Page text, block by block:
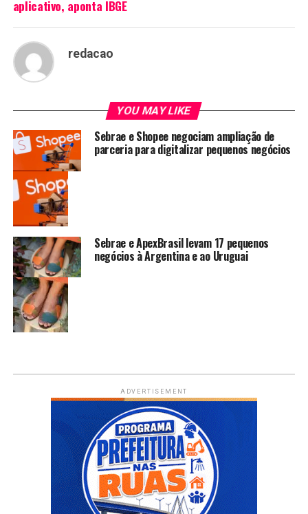
aplicativo, aponta IBGE
redacao
YOU MAY LIKE
Sebrae e Shopee negociam ampliação de
parceria para digitalizar pequenos negócios
Sebrae e ApexBrasil levam 17 pequenos
negócios à Argentina e ao Uruguai
ADVERTISEMENT